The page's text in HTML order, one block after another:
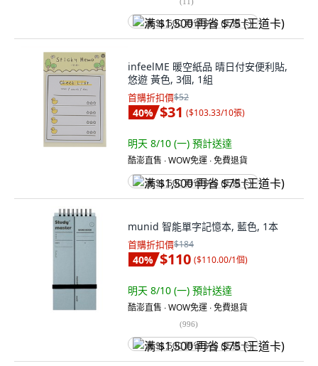
满 $1,500 再省 $75 (王道卡)
infeelME 暖空紙品 晴日付安便利貼,
悠遊 黃色, 3個, 1組
首購折扣價$52
40% $31 ($103.33/10張)
明天 8/10 (一) 預計送達
酷澎直售 ∙ WOW免運 ∙ 免費退貨
满 $1,500 再省 $75 (王道卡)
munid 智能單字記憶本, 藍色, 1本
首購折扣價$184
40% $110 ($110.00/1個)
明天 8/10 (一) 預計送達
酷澎直售 ∙ WOW免運 ∙ 免費退貨
(996)
满 $1,500 再省 $75 (王道卡)